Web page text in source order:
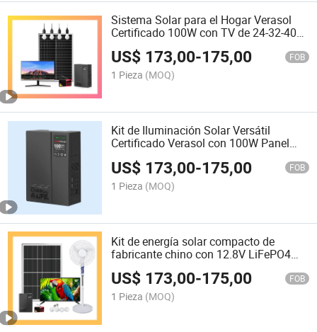
Sistema Solar para el Hogar Verasol
Certificado 100W con TV de 24-32-40
Pulgadas, Ventilador 16inch, Radio y
5W*4 Bombillas en Oferta en África
US$ 173,00-175,00 FOB
1 Pieza (MOQ)
Kit de Iluminación Solar Versátil
Certificado Verasol con 100W Panel
Ventilador de TV y Radio para Uso
Interior
US$ 173,00-175,00 FOB
1 Pieza (MOQ)
Kit de energía solar compacto de
fabricante chino con 12.8V LiFePO4
batería 5W bombillas 32inches
televisor y 16 ventilador de pulgadas
US$ 173,00-175,00 FOB
1 Pieza (MOQ)